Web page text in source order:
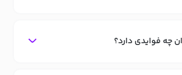
چه فوایدی دارد؟